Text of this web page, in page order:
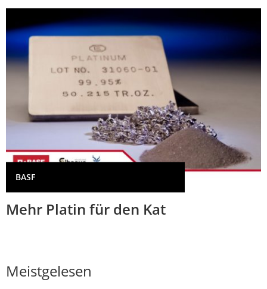
BASF
Mehr Platin für den Kat
Meistgelesen